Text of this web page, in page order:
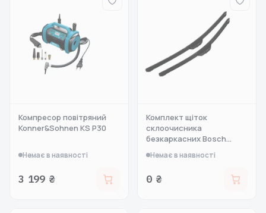
Компресор повітряний
Konner&Sohnen KS P30
Немає в наявності
3 199 ₴
Комплект щіток
склоочисника
безкаркасних Bosch
Немає в наявності
0 ₴